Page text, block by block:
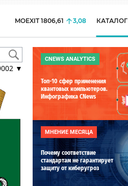
MOEXIT 1806,61 3,08 КАТАЛОГ
▼
CNEWS ANALYTICS
Топ-10 сфер применения
квантовых компьютеров.
Инфографика CNews
МНЕНИЕ МЕСЯЦА
Почему соответствие
стандартам не гарантирует
защиту от киберугроз